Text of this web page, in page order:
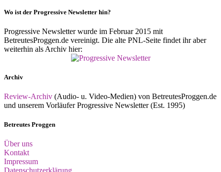
Wo ist der Progressive Newsletter hin?
Progressive Newsletter wurde im Februar 2015 mit
BetreutesProggen.de vereinigt. Die alte PNL-Seite findet ihr aber
weiterhin als Archiv hier:
Archiv
Review-Archiv (Audio- u. Video-Medien) von BetreutesProggen.de
und unserem Vorläufer Progressive Newsletter (Est. 1995)
Betreutes Proggen
Über uns
Kontakt
Impressum